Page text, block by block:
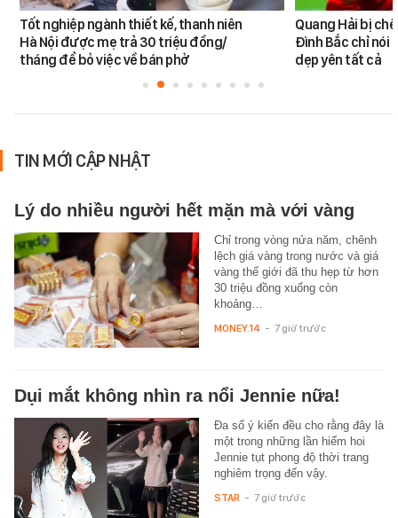
Tốt nghiệp ngành thiết kế, thanh niên
Hà Nội được mẹ trả 30 triệu đồng/
tháng để bỏ việc về bán phở
Quang Hải bị
Đình Bắc chỉ nói
dẹp yên tất cả
TIN MỚI CẬP NHẬT
Lý do nhiều người hết mặn mà với vàng
Chỉ trong vòng nửa năm, chênh
lệch giá vàng trong nước và giá
vàng thế giới đã thu hẹp từ hơn
30 triệu đồng xuống còn
khoảng…
MONEY.14 - 7 giờ trước
Dụi mắt không nhìn ra nổi Jennie nữa!
Đa số ý kiến đều cho rằng đây là
một trong những lần hiếm hoi
Jennie tụt phong độ thời trang
nghiêm trọng đến vậy.
STAR - 7 giờ trước